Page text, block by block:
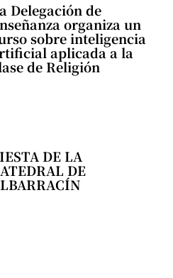
Delegación de
organiza un
sobre inteligencia
aplicada a la
de Religión
DE LA
DE